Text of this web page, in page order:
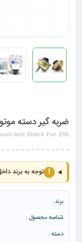
ضربه گیر دسته موتور 206 207 رانا ایساکو (2
Anti Shock For 206
! توجه به برند
برند:
شناسه محصول :
دسته :